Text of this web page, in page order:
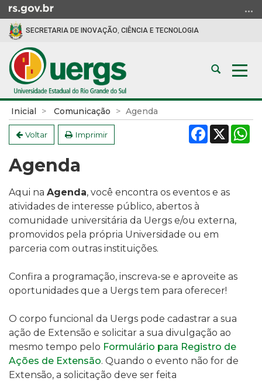
para
conteúdo
para
menu
para
busca
SECRETARIA DE INOVAÇÃO, CIÊNCIA E TECNOLOGIA
Abrir
busca
Início
do
conteúdo
Inicial Comunicação Agenda
Voltar Imprimir Facebook
X
Agenda
Aqui na Agenda, você encontra os eventos e as
atividades de interesse público, abertos à
comunidade universitária da Uergs e/ou externa,
promovidos pela própria Universidade ou em
parceria com outras instituições.
Confira a programação, inscreva-se e aproveite as
oportunidades que a Uergs tem para oferecer!
O corpo funcional da Uergs pode cadastrar a sua
ação de Extensão e solicitar a sua divulgação ao
mesmo tempo pelo Formulário para Registro de
Ações de Extensão. Quando o evento não for de
Extensão, a solicitação deve ser feita